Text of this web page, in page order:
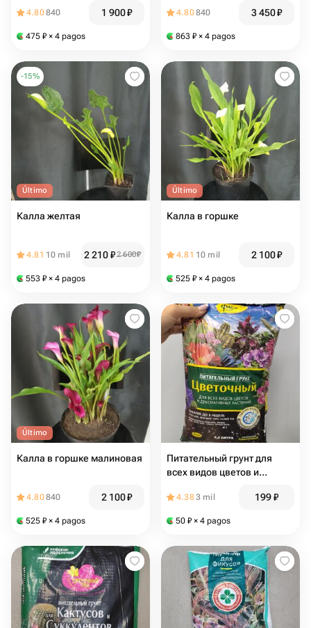
4.80840 1 900₽
475 ₽ × 4 pagos
4.80840 3 450₽
863 ₽ × 4 pagos
-15%
Último
Калла желтая
4.81 10 mil 2 210₽2 600₽
553 ₽ × 4 pagos
Último
Калла в горшке
4.81 10 mil 2 100₽
525 ₽ × 4 pagos
Último
Калла в горшке малиновая
4.80840 2 100₽
525 ₽ × 4 pagos
Питательный грунт для
всех видов цветов и
4.383 mil 199₽
50 ₽ × 4 pagos